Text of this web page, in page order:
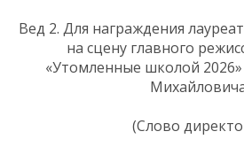
Вед 2. Для награждения
на сцену главного
«Утомленные школой
(Слово